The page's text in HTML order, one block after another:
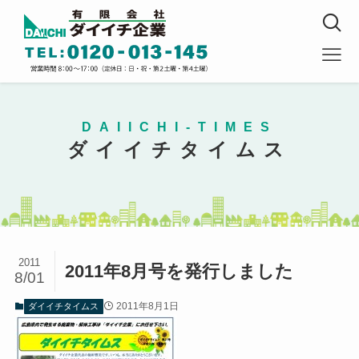
DAIICHI-TIMES
ダイイチタイムス
2011年8月号を発行しました
2011
8/01
ダイイチタイムス 2011年8月1日